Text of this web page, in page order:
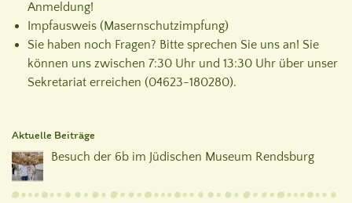
Anmeldung!
Impfausweis (Masernschutzimpfung)
Sie haben noch Fragen? Bitte sprechen Sie uns an! Sie
können uns zwischen 7:30 Uhr und 13:30 Uhr über unser
Sekretariat erreichen (04623-180280).
Aktuelle Beiträge
Besuch der 6b im Jüdischen Museum Rendsburg